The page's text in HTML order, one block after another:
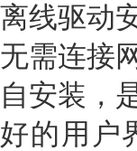
离线驱动
无需连接
自安装，
好的用户